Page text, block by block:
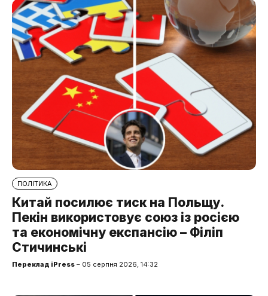
ПОЛІТИКА
Китай посилює тиск на Польщу.
Пекін використовує союз із росією
та економічну експансію – Філіп
Стичинські
Переклад iPress – 05 серпня 2026, 14:32